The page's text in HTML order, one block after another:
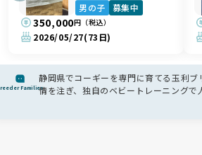
男の子 募集中
350,000円（税込）
2026/05/27(73日)
Families
静岡県でコーギーを専門に育てる玉利
情を注ぎ、独自のベビートレーニング
ーギー本来の魅力を堪能できます。手